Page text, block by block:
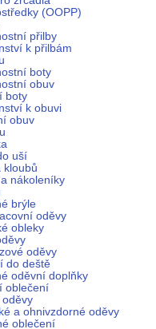
(OOPP)
přilby
k přilbám
boty
obuv
boty
k obuvi
obuv
uší
kloubů
nákoleníky
brýle
oděvy
obleky
oděvy
do deště
oděvní doplňky
oblečení
oděvy
a ohnivzdorné oděvy
oblečení